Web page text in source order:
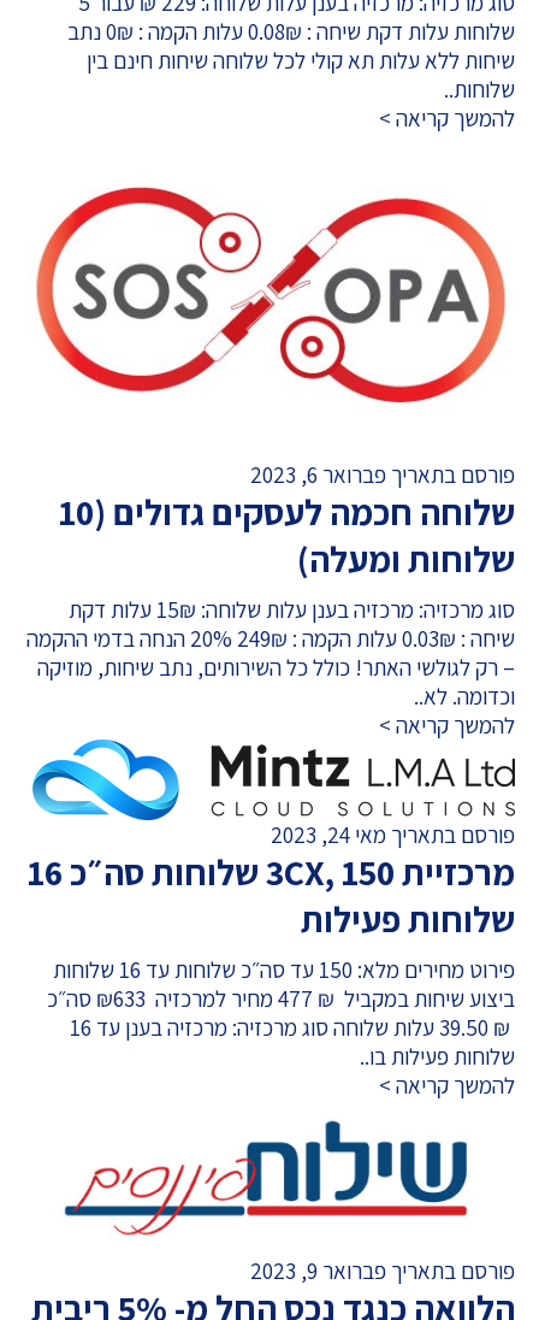
שלוחות עלות דקת שיחה : 0.08₪ עלות הקמה : 0₪ נתב
שיחות ללא עלות תא קולי לכל שלוחה שיחות חינם בין
שלוחות..
להמשך קריאה >
פורסם בתאריך פברואר 6, 2023
שלוחה חכמה לעסקים גדולים (10
שלוחות ומעלה)
סוג מרכזיה: מרכזיה בענן עלות שלוחה: 15₪ עלות דקת
שיחה : 0.03₪ עלות הקמה : 249₪ 20% הנחה בדמי ההקמה
– רק לגולשי האתר! כולל כל השירותים, נתב שיחות, מוזיקה
וכדומה. לא..
להמשך קריאה >
פורסם בתאריך מאי 24, 2023
מרכזיית 3CX, 150 שלוחות סה״כ 16
שלוחות פעילות
פירוט מחירים מלא: 150 עד סה״כ שלוחות עד 16 שלוחות
ביצוע שיחות במקביל ₪ 477 מחיר למרכזיה ₪633 סה״כ
₪ 39.50 עלות שלוחה סוג מרכזיה: מרכזיה בענן עד 16
שלוחות פעילות בו..
להמשך קריאה >
פורסם בתאריך פברואר 9, 2023
הלוואה כנגד נכס החל מ- 5% ריבית